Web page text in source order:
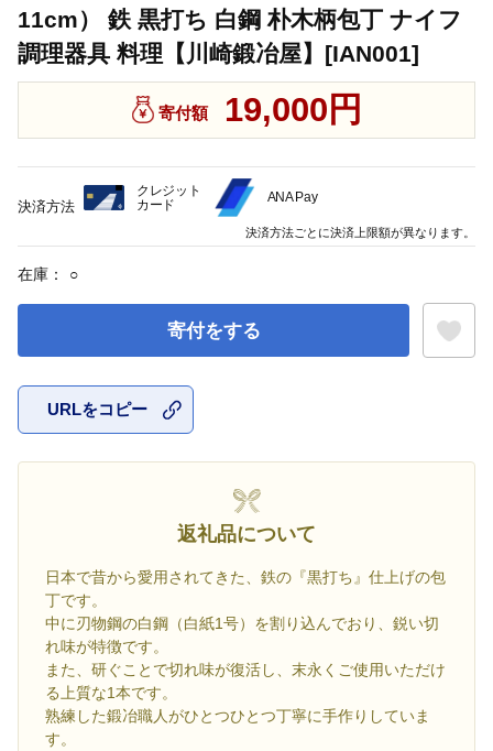
11cm） 鉄 黒打ち 白鋼 朴木柄包丁 ナイフ
調理器具 料理【川崎鍛冶屋】[IAN001]
寄付額 19,000円
在庫： ○
寄付をする
URLをコピー
返礼品について
日本で昔から愛用されてきた、鉄の『黒打ち』仕上げの包
丁です。
中に刃物鋼の白鋼（白紙1号）を割り込んでおり、鋭い切
れ味が特徴です。
また、研ぐことで切れ味が復活し、末永くご使用いただけ
る上質な1本です。
熟練した鍛冶職人がひとつひとつ丁寧に手作りしていま
す。
決済方法
クレジット
カード
ANA Pay
決済方法ごとに決済上限額が異なります。